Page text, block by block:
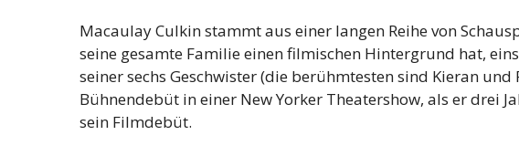
Macaulay Culkin stammt aus einer langen Reihe von
seine gesamte Familie einen filmischen Hintergrund hat,
seiner sechs Geschwister (die berühmtesten sind Kieran
Bühnendebüt in einer New Yorker Theatershow, als er drei
sein Filmdebüt.